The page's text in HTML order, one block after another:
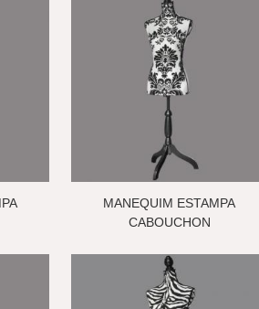
MANEQUIM ESTAMPA
CABOUCHON